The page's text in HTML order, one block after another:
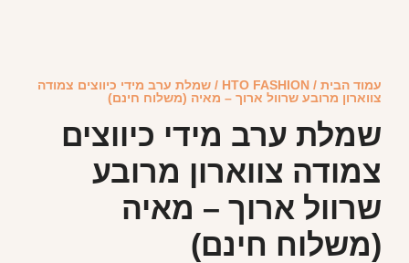
עמוד הבית /
HTO FASHION / שמלת ערב מידי כיווצים צמודה
צווארון מרובע שרוול ארוך – מאיה (משלוח חינם)
שמלת ערב מידי כיווצים
צמודה צווארון מרובע
שרוול ארוך – מאיה
(משלוח חינם)